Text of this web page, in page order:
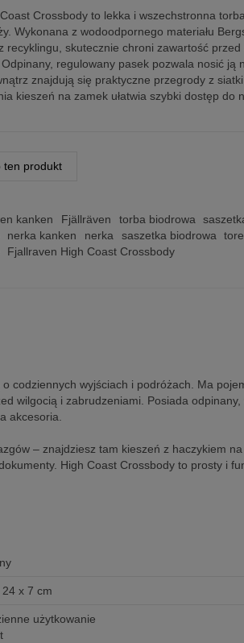
Crossbody to lekka i wszechstronna
Wykonana z wodoodpornego materiału
recyklingu, skutecznie chroni zawartość przed
regulowany pasek pozwala nosić ją
znajdują się praktyczne przegrody z
kieszeń na zamek ułatwia szybki dostęp do
ten produkt
kanken Fjällräven torba biodrowa
nerka kanken nerka saszetka biodrowa
Fjallraven High Coast Crossbody
wyjściach i podróżach. Ma
wilgocią i zabrudzeniami. Posiada
akcesoria.
– znajdziesz tam kieszeń z haczykiem
High Coast Crossbody to prosty i
24 x 7 cm
użytkowanie